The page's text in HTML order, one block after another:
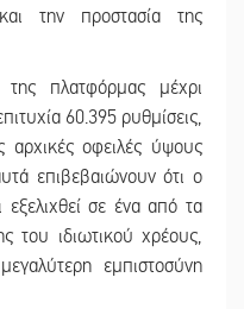
την προστασία της
πλατφόρμας μέχρι
60.395 ρυθμίσεις,
αρχικές οφειλές ύψους
επιβεβαιώνουν ότι ο
εξελιχθεί σε ένα από τα
του ιδιωτικού χρέους,
εμπιστοσύνη